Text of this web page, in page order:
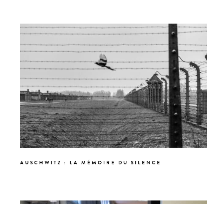
AUSCHWITZ : LA MÉMOIRE DU SILENCE